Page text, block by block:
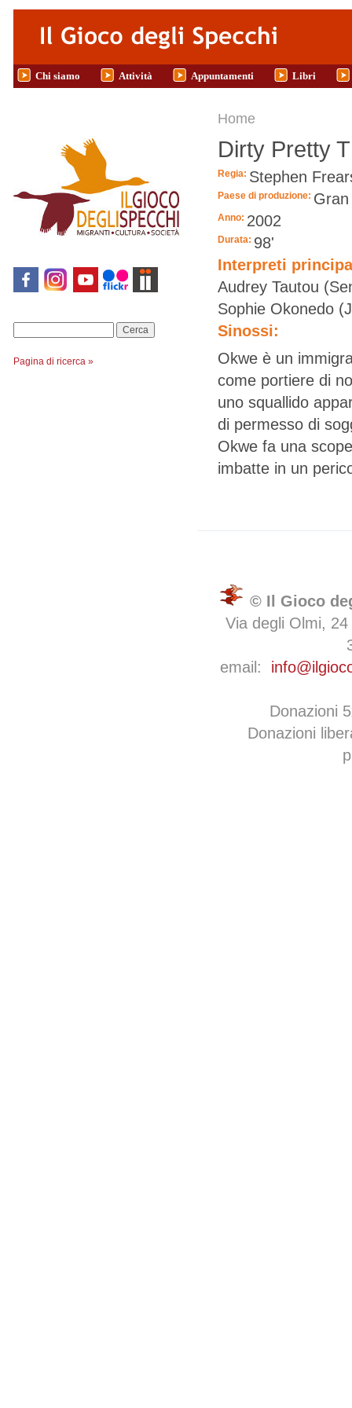
Salta al contenuto principale
Chi siamo Attività Appuntamenti Libri
Pagina di ricerca »
Tu sei qui
Home
Dirty Pretty
Regia: Stephen
Paese di produzione:
Anno: 2002
Durata: 98'
Interpreti
Audrey Tautou
Sophie Okonedo
Sinossi:
Okwe è un
come portiere di
uno squallido
di permesso di
Okwe fa una
imbatte in un
© Il Gioco
Via degli Olmi,
email:
Donazioni
Donazioni